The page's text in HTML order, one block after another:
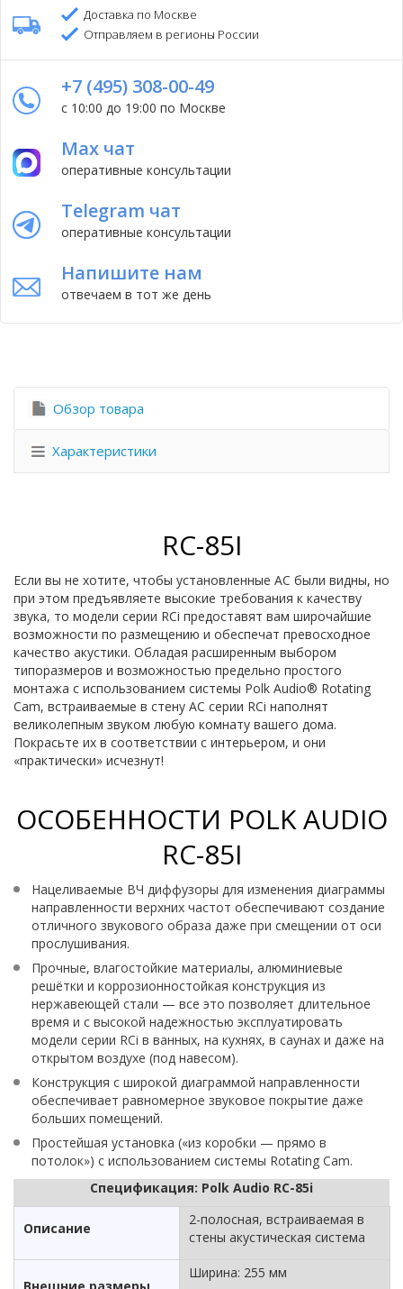
Доставка по Москве
Отправляем в регионы России
+7 (495) 308-00-49
с 10:00 до 19:00 по Москве
Max чат
оперативные консультации
Telegram чат
оперативные консультации
Напишите нам
отвечаем в тот же день
Обзор товара
Характеристики
RC-85I
Если вы не хотите, чтобы установленные АС были видны, но
при этом предъявляете высокие требования к качеству
звука, то модели серии RCi предоставят вам широчайшие
возможности по размещению и обеспечат превосходное
качество акустики. Обладая расширенным выбором
типоразмеров и возможностью предельно простого
монтажа с использованием системы Polk Audio® Rotating
Cam, встраиваемые в стену АС серии RCi наполнят
великолепным звуком любую комнату вашего дома.
Покрасьте их в соответствии с интерьером, и они
«практически» исчезнут!
ОСОБЕННОСТИ POLK AUDIO
RC-85I
Нацеливаемые ВЧ диффузоры для изменения диаграммы
направленности верхних частот обеспечивают создание
отличного звукового образа даже при смещении от оси
прослушивания.
Прочные, влагостойкие материалы, алюминиевые
решётки и коррозионностойкая конструкция из
нержавеющей стали — все это позволяет длительное
время и с высокой надежностью эксплуатировать
модели серии RCi в ванных, на кухнях, в саунах и даже на
открытом воздухе (под навесом).
Конструкция с широкой диаграммой направленности
обеспечивает равномерное звуковое покрытие даже
больших помещений.
Простейшая установка («из коробки — прямо в
потолок») с использованием системы Rotating Cam.
Спецификация: Polk Audio RC-85i
Описание
2-полосная, встраиваемая в
стены акустическая система
Ширина: 255 мм